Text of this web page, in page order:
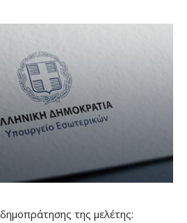
της μελέτης: